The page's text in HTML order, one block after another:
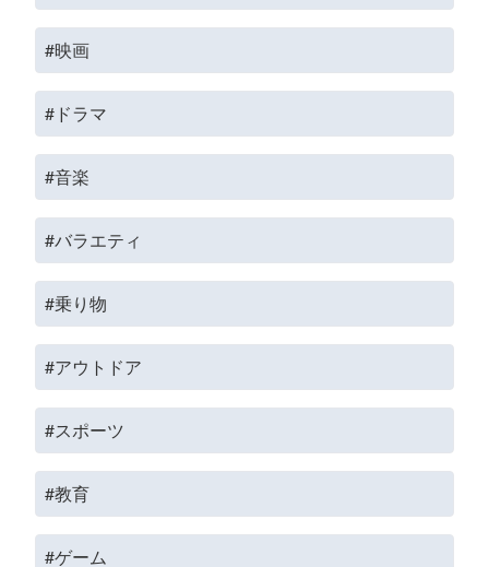
#映画
#ドラマ
#音楽
#バラエティ
#乗り物
#アウトドア
#スポーツ
#教育
#ゲーム